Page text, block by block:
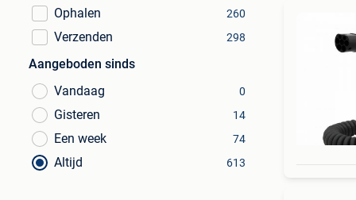
Ophalen
260
Verzenden 298
Aangeboden sinds
Vandaag
0
Gisteren 14
Een week 74
Altijd 613